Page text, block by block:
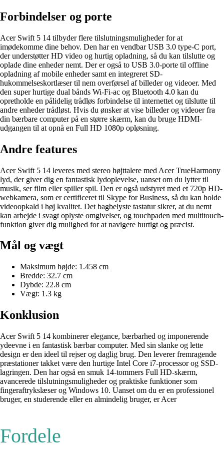
Forbindelser og porte
Acer Swift 5 14 tilbyder flere tilslutningsmuligheder for at
imødekomme dine behov. Den har en vendbar USB 3.0 type-C port,
der understøtter HD video og hurtig opladning, så du kan tilslutte og
oplade dine enheder nemt. Der er også to USB 3.0-porte til offline
opladning af mobile enheder samt en integreret SD-
hukommelseskortlæser til nem overførsel af billeder og videoer. Med
den super hurtige dual bånds Wi-Fi-ac og Bluetooth 4.0 kan du
opretholde en pålidelig trådløs forbindelse til internettet og tilslutte til
andre enheder trådløst. Hvis du ønsker at vise billeder og videoer fra
din bærbare computer på en større skærm, kan du bruge HDMI-
udgangen til at opnå en Full HD 1080p opløsning.
Andre features
Acer Swift 5 14 leveres med stereo højttalere med Acer TrueHarmony
lyd, der giver dig en fantastisk lydoplevelse, uanset om du lytter til
musik, ser film eller spiller spil. Den er også udstyret med et 720p HD-
webkamera, som er certificeret til Skype for Business, så du kan holde
videoopkald i høj kvalitet. Det bagbelyste tastatur sikrer, at du nemt
kan arbejde i svagt oplyste omgivelser, og touchpaden med multitouch-
funktion giver dig mulighed for at navigere hurtigt og præcist.
Mål og vægt
Maksimum højde: 1.458 cm
Bredde: 32.7 cm
Dybde: 22.8 cm
Vægt: 1.3 kg
Konklusion
Acer Swift 5 14 kombinerer elegance, bærbarhed og imponerende
ydeevne i en fantastisk bærbar computer. Med sin slanke og lette
design er den ideel til rejser og daglig brug. Den leverer fremragende
præstationer takket være den hurtige Intel Core i7-processor og SSD-
lagringen. Den har også en smuk 14-tommers Full HD-skærm,
avancerede tilslutningsmuligheder og praktiske funktioner som
fingeraftrykslæser og Windows 10. Uanset om du er en professionel
bruger, en studerende eller en almindelig bruger, er Acer
Fordele